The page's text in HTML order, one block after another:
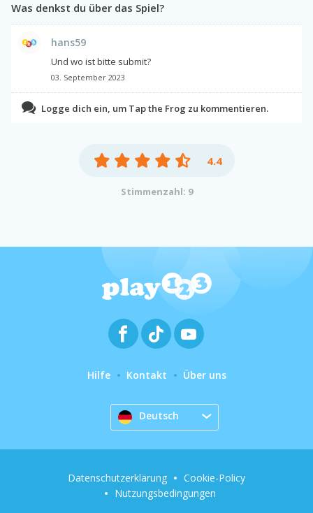
Was denkst du über das Spiel?
hans59
Und wo ist bitte submit?
03. September 2023
Logge dich ein, um Tap the Frog zu kommentieren.
4.4
Stimmenzahl: 9
Hilfe Kontakt Über uns
Deutsch
Datenschutzerklärung
Cookie-Policy
Nutzungsbedingungen